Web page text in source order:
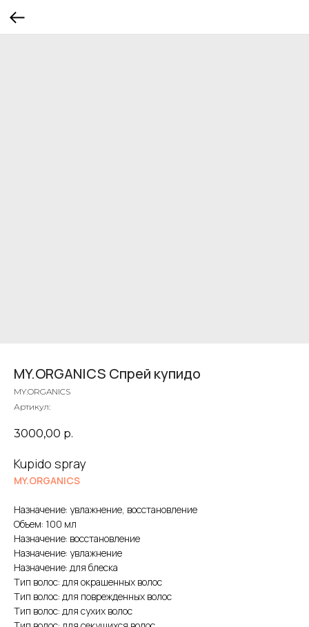
MY.ORGANICS Спрей купидо
MY.ORGANICS
Артикул:
3000,00 р.
Kupido spray
MY.ORGANICS
Назначение: увлажнение, восстановление
Объем: 100 мл
Назначение: восстановление
Назначение: увлажнение
Назначение: для блеска
Тип волос: для окрашенных волос
Тип волос: для поврежденных волос
Тип волос: для сухих волос